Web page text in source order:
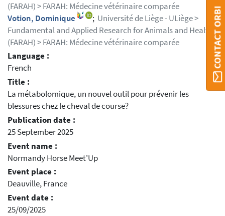
(FARAH) > FARAH: Médecine vétérinaire comparée
Votion, Dominique
; Université de Liège - ULiège >
Fundamental and Applied Research for Animals and Health
(FARAH) > FARAH: Médecine vétérinaire comparée
Language :
French
Title :
La métabolomique, un nouvel outil pour prévenir les
blessures chez le cheval de course?
Publication date :
25 September 2025
Event name :
Normandy Horse Meet'Up
Event place :
Deauville, France
Event date :
25/09/2025
CONTACT ORBI